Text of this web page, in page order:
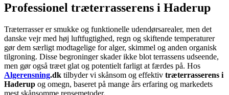
Professionel træterrasserens i Haderup
Træterrasser er smukke og funktionelle udendørsarealer, men det
danske vejr med høj luftfugtighed, regn og skiftende temperaturer
gør dem særligt modtagelige for alger, skimmel og anden organisk
tilgroning. Disse begroninger skader ikke blot terrassens udseende,
men gør også træet glat og potentielt farligt at færdes på. Hos
Algerensning.dk tilbyder vi skånsom og effektiv træterrasserens i
Haderup og omegn, baseret på mange års erfaring og markedets
mest skånsomme rensemetoder.